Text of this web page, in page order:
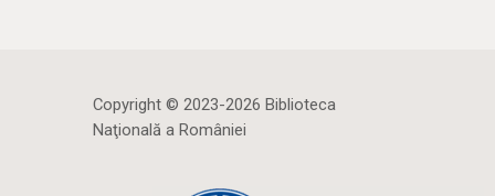
Copyright © 2023-2026 Biblioteca
Naţională a României